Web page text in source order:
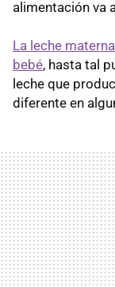
alimentación va
La leche
bebé, hasta tal
leche que
diferente en